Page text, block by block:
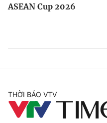
ASEAN Cup 2026
THỜI BÁO VTV